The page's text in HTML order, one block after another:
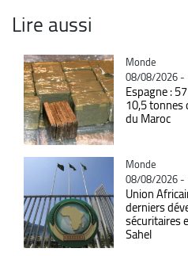
Lire aussi
Catégorie
Monde
08/08/2026 -
Espagne :
10,5 tonnes
du Maroc
Catégorie
Monde
08/08/2026 -
Union
derniers
sécuritaires
Sahel